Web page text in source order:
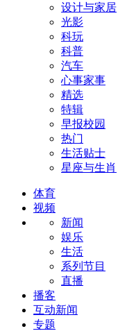
设计与家居
光影
科玩
科普
汽车
心事家事
精选
特辑
早报校园
热门
生活贴士
星座与生肖
体育
视频
新闻
娱乐
生活
系列节目
直播
播客
互动新闻
专题